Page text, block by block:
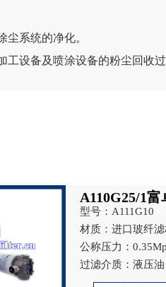
系统的净化。
设备及喷涂设备的粉尘回收过
A110G25/1
型号：A111G10
材质：进口玻纤
公称压力：
过滤介质：液压油